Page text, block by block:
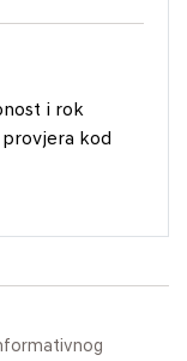
i rok
kod